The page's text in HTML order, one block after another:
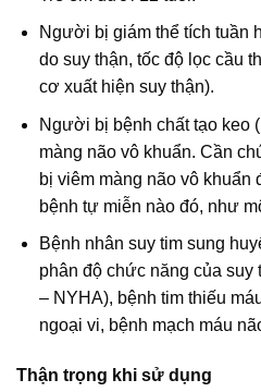
Người bị giám thể tích tuần
do suy thận, tốc độ lọc cầu
cơ xuất hiện suy thận).
Người bị bệnh chất tạo keo
màng não vô khuẩn. Cần
bị viêm màng não vô khuẩn
bệnh tự miễn nào đó, như
Bệnh nhân suy tim sung
phân độ chức năng của suy
– NYHA), bệnh tim thiếu
ngoại vi, bệnh mạch máu
Thận trọng khi sử dụng